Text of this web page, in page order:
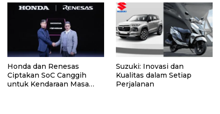
Honda dan Renesas
Ciptakan SoC Canggih
untuk Kendaraan Masa
Suzuki: Inovasi dan
Kualitas dalam Setiap
Perjalanan